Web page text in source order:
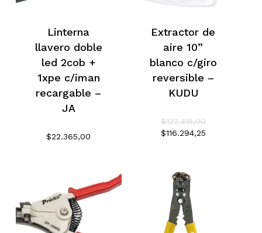
Linterna
llavero doble
led 2cob +
1xpe c/iman
recargable –
JA
$22.365,00
Extractor de
aire 10”
blanco c/giro
reversible –
KUDU
$122.415,00El
precio
$116.294,25El